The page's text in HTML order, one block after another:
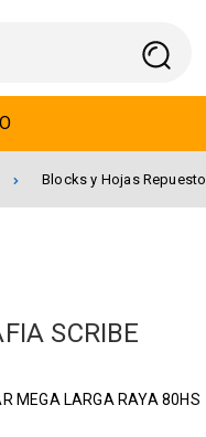
Blocks y Hojas Repuesto
SCRIBE
MEGA LARGA RAYA 80HS